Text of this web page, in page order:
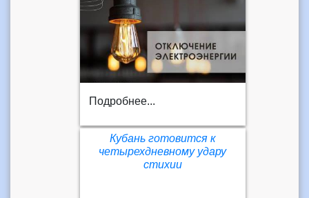
Подробнее...
Кубань готовится к
четырехдневному удару
стихии